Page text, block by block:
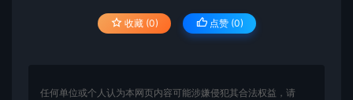
收藏 (0) 点赞 (0)
任何单位或个人认为本网页内容可能涉嫌侵犯其合法权益，请